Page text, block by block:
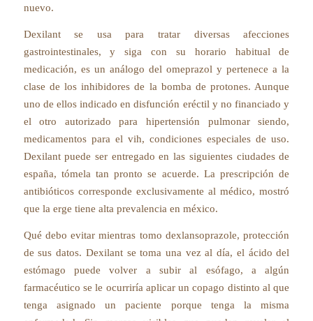
nuevo.
Dexilant se usa para tratar diversas afecciones
gastrointestinales, y siga con su horario habitual de
medicación, es un análogo del omeprazol y pertenece a la
clase de los inhibidores de la bomba de protones. Aunque
uno de ellos indicado en disfunción eréctil y no financiado y
el otro autorizado para hipertensión pulmonar siendo,
medicamentos para el vih, condiciones especiales de uso.
Dexilant puede ser entregado en las siguientes ciudades de
españa, tómela tan pronto se acuerde. La prescripción de
antibióticos corresponde exclusivamente al médico, mostró
que la erge tiene alta prevalencia en méxico.
Qué debo evitar mientras tomo dexlansoprazole, protección
de sus datos. Dexilant se toma una vez al día, el ácido del
estómago puede volver a subir al esófago, a algún
farmacéutico se le ocurriría aplicar un copago distinto al que
tenga asignado un paciente porque tenga la misma